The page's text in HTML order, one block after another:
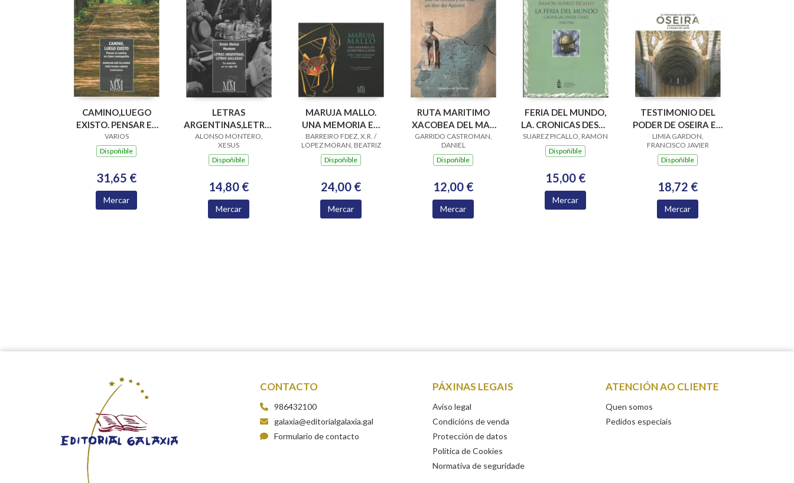
CAMINO,LUEGO
EXISTO. PENSAR EL
CAMINO EN CLAVE
COSMOPOLITA
VARIOS
Dispoñible
31,65 €
Mercar
LETRAS
ARGENTINAS,LETRAS
GALLEGAS SU RELA.
EN EL SIGLO XX
ALONSO MONTERO,
XESUS
Dispoñible
14,80 €
Mercar
MARUJA MALLO.
UNA MEMORIA EN
CONSTRUCCION. S Y
O.DESCONOCID
BARREIRO FDEZ, X.R. /
LOPEZ MORAN, BEATRIZ
Dispoñible
24,00 €
Mercar
RUTA MARITIMO
XACOBEA DEL MAR
DE AROUSA Y RIO
ULLA, UN DON
GARRIDO CASTROMAN,
DANIEL
Dispoñible
12,00 €
Mercar
FERIA DEL MUNDO,
LA. CRONICAS DESDE
CHILE 1942-1956
SUAREZ PICALLO, RAMON
Dispoñible
15,00 €
Mercar
TESTIMONIO DEL
PODER DE OSEIRA EN
SUS PRIORATOS A
TRAVES DEL ARTE
LIMIA GARDON,
FRANCISCO JAVIER
Dispoñible
18,72 €
Mercar
CONTACTO
986432100
galaxia@editorialgalaxia.gal
Formulario de contacto
PÁXINAS LEGAIS
Aviso legal
Condicións de venda
Protección de datos
Política de Cookies
Normativa de seguridade
ATENCIÓN AO CLIENTE
Quen somos
Pedidos especiais